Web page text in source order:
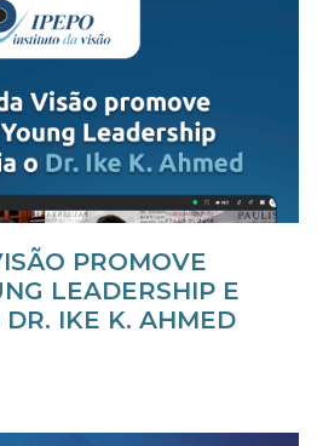
PROMOVE
LEADERSHIP E
IKE K. AHMED